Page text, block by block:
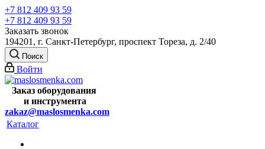
+7 812 409 93 59
+7 812 409 93 59
Заказать звонок
194201, г. Санкт-Петербург, проспект Тореза, д. 2/40
Поиск
Войти
Заказ оборудования
и инструмента
zakaz@maslosmenka.com
Каталог